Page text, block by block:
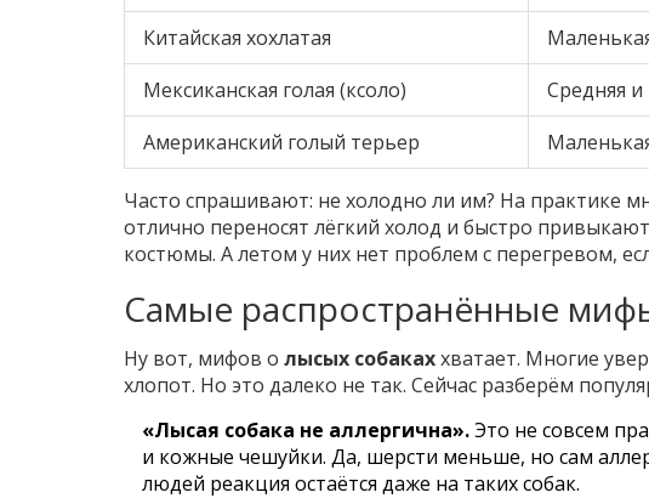
Китайская хохлатая
Мексиканская голая (ксоло)
Средняя и
Американский голый терьер
Часто спрашивают: не холодно ли им? На практике
отлично переносят лёгкий холод и быстро
костюмы. А летом у них нет проблем с перегревом,
Самые распространённые
Ну вот, мифов о лысых собакаххватает. Многие
хлопот. Но это далеко не так. Сейчас разберём
«Лысая собака не аллергична».Это не совсем
и кожные чешуйки. Да, шерсти меньше, но сам
людей реакция остаётся даже на таких собак.